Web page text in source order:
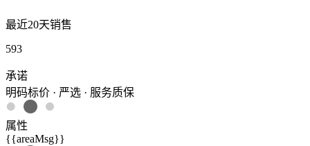
最近20天销售
593
承诺
明码标价 · 严选 · 服务质保
属性
{{areaMsg}}